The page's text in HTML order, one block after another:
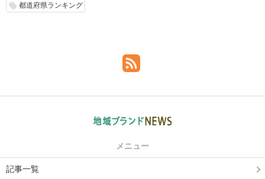
local_offer 都道府県ランキング
メニュー
記事一覧